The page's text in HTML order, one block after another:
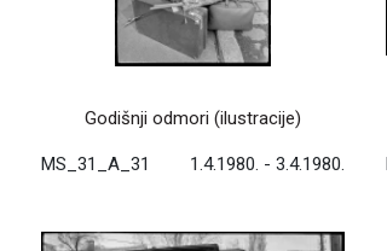
Godišnji odmori (ilustracije)
MS_31_A_31 1.4.1980. - 3.4.1980.